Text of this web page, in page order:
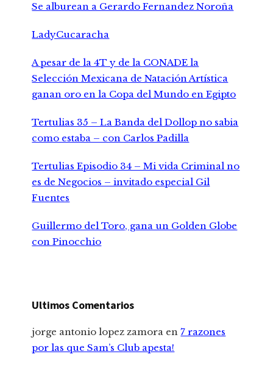
Se alburean a Gerardo Fernandez Noroña
LadyCucaracha
A pesar de la 4T y de la CONADE la
Selección Mexicana de Natación Artística
ganan oro en la Copa del Mundo en Egipto
Tertulias 35 – La Banda del Dollop no sabia
como estaba – con Carlos Padilla
Tertulias Episodio 34 – Mi vida Criminal no
es de Negocios – invitado especial Gil
Fuentes
Guillermo del Toro, gana un Golden Globe
con Pinocchio
Ultimos Comentarios
jorge antonio lopez zamora en7 razones
por las que Sam’s Club apesta!